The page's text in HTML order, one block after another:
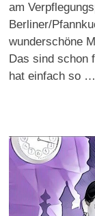
am
Berliner/
wunderschöne
Das sind schon
hat einfach so …